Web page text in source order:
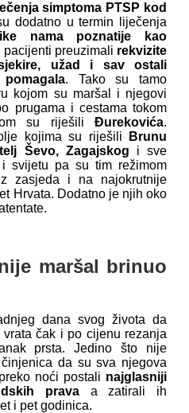
simptoma PTSP kod
dodatno u termin liječenja
nama poznatije kao
pacijenti preuzimali rekvizite
užad i sav ostali
. Tako su tamo
kojom su maršal i njegovi
prugama i cestama tokom
su riješili Đurekovića.
kojima su riješili
Brunu
Ševo, Zagajskog i sve
svijetu pa su tim režimom
zasjeda i na najokrutnije
Hrvata. Dodatno je njih oko
maršal brinuo
dana svog života da
čak i po cijenu rezanja
prsta. Jedino što nije
da su sva njegova
noći postali najglasniji
prava a zatirali ih
i pet godinica.